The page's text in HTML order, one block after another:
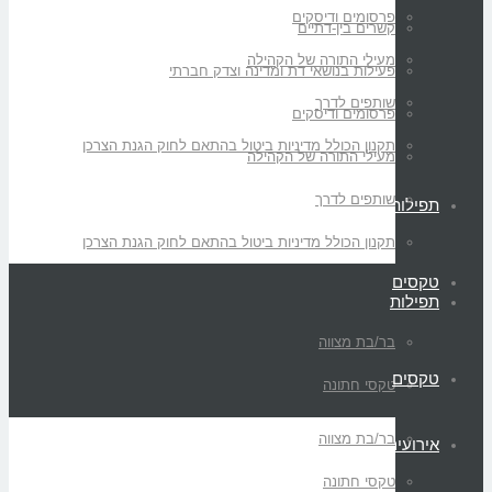
פרסומים ודיסקים
מעילי התורה של הקהילה
שותפים לדרך
תקנון הכולל מדיניות ביטול בהתאם לחוק הגנת הצרכן
תפילות
טקסים
בר/בת מצווה
טקסי חתונה
אירועים
קשרים בין-דתיים
פעילות בנושאי דת ומדינה וצדק חברתי
פרסומים ודיסקים
מעילי התורה של הקהילה
שותפים לדרך
תקנון הכולל מדיניות ביטול בהתאם לחוק הגנת הצרכן
תפילות
טקסים
בר/בת מצווה
טקסי חתונה